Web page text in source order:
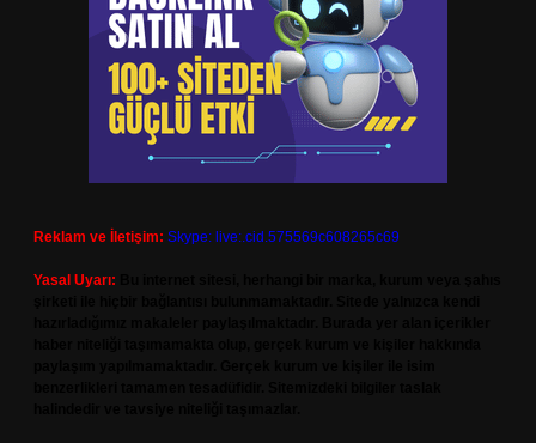
Reklam ve İletişim: Skype: live:.cid.575569c608265c69
Yasal Uyarı: